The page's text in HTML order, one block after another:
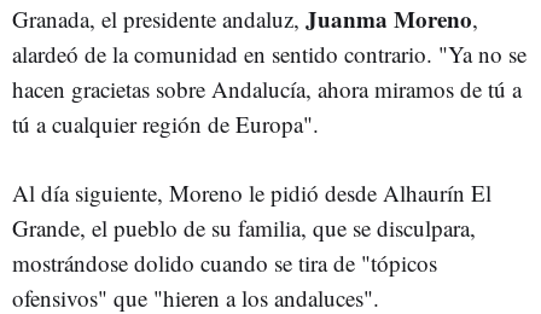
Granada, el presidente andaluz, Juanma Moreno,
alardeó de la comunidad en sentido contrario. "Ya no se
hacen gracietas sobre Andalucía, ahora miramos de tú a
tú a cualquier región de Europa".
Al día siguiente, Moreno le pidió desde Alhaurín El
Grande, el pueblo de su familia, que se disculpara,
mostrándose dolido cuando se tira de "tópicos
ofensivos" que "hieren a los andaluces".